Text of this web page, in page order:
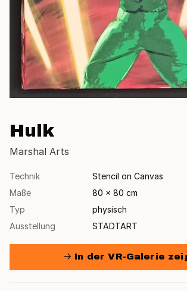
Hulk
Marshal Arts
Technik
Stencil on Canvas
Maße
80 × 80 cm
Typ
physisch
Ausstellung
STADTART
→ In der VR-Galerie